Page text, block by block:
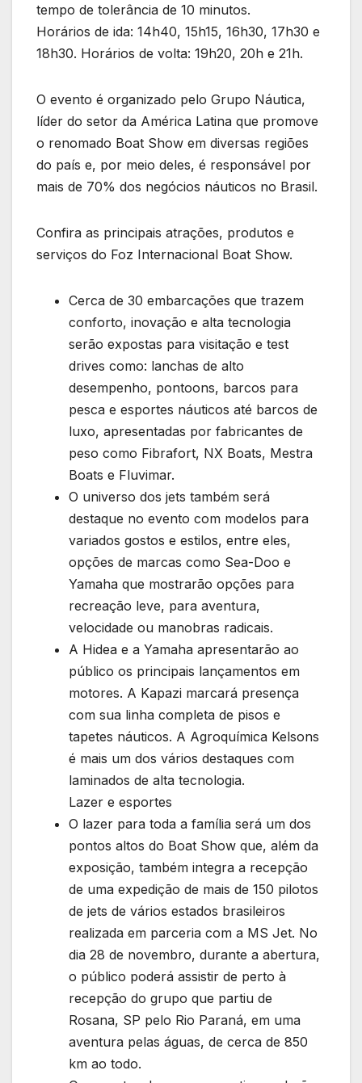
tempo de tolerância de 10 minutos.
Horários de ida: 14h40, 15h15, 16h30, 17h30 e
18h30. Horários de volta: 19h20, 20h e 21h.
O evento é organizado pelo Grupo Náutica,
líder do setor da América Latina que promove
o renomado Boat Show em diversas regiões
do país e, por meio deles, é responsável por
mais de 70% dos negócios náuticos no Brasil.
Confira as principais atrações, produtos e
serviços do Foz Internacional Boat Show.
Cerca de 30 embarcações que trazem
conforto, inovação e alta tecnologia
serão expostas para visitação e test
drives como: lanchas de alto
desempenho, pontoons, barcos para
pesca e esportes náuticos até barcos de
luxo, apresentadas por fabricantes de
peso como Fibrafort, NX Boats, Mestra
Boats e Fluvimar.
O universo dos jets também será
destaque no evento com modelos para
variados gostos e estilos, entre eles,
opções de marcas como Sea-Doo e
Yamaha que mostrarão opções para
recreação leve, para aventura,
velocidade ou manobras radicais.
A Hidea e a Yamaha apresentarão ao
público os principais lançamentos em
motores. A Kapazi marcará presença
com sua linha completa de pisos e
tapetes náuticos. A Agroquímica Kelsons
é mais um dos vários destaques com
laminados de alta tecnologia.
Lazer e esportes
O lazer para toda a família será um dos
pontos altos do Boat Show que, além da
exposição, também integra a recepção
de uma expedição de mais de 150 pilotos
de jets de vários estados brasileiros
realizada em parceria com a MS Jet. No
dia 28 de novembro, durante a abertura,
o público poderá assistir de perto à
recepção do grupo que partiu de
Rosana, SP pelo Rio Paraná, em uma
aventura pelas águas, de cerca de 850
km ao todo.